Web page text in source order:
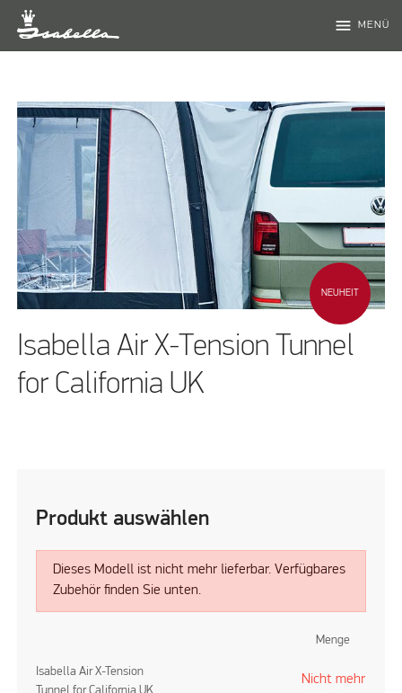
menu MENÜ
NEUHEIT
Isabella Air X-Tension Tunnel
for California UK
Produkt auswählen
Dieses Modell ist nicht mehr lieferbar. Verfügbares
Zubehör finden Sie unten.
Menge
Isabella Air X-Tension
Tunnel for California UK
Nicht mehr